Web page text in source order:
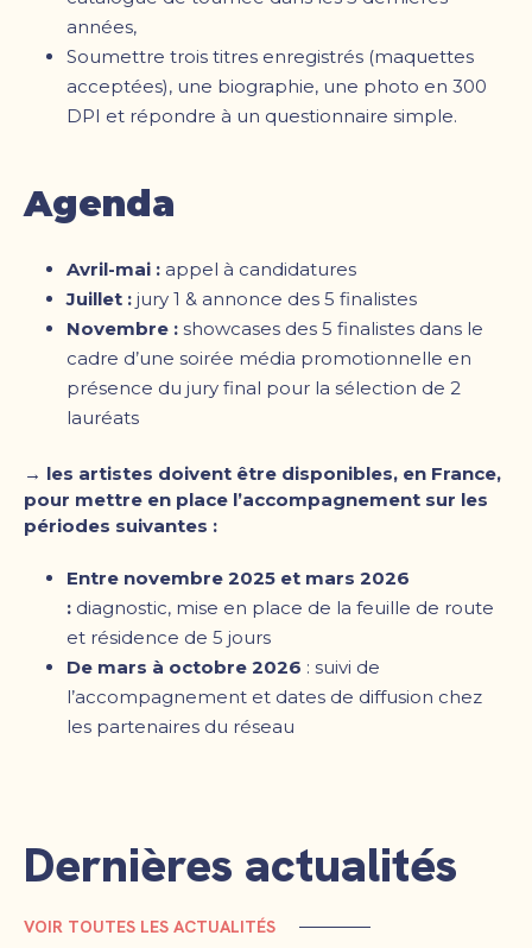
années,
Soumettre trois titres enregistrés (maquettes
acceptées), une biographie, une photo en 300
DPI et répondre à un questionnaire simple.
Agenda
Avril-mai : appel à candidatures
Juillet : jury 1 & annonce des 5 finalistes
Novembre : showcases des 5 finalistes dans le
cadre d’une soirée média promotionnelle en
présence du jury final pour la sélection de 2
lauréats
→ les artistes doivent être disponibles, en France,
pour mettre en place l’accompagnement sur les
périodes suivantes :
Entre novembre 2025 et mars 2026
: diagnostic, mise en place de la feuille de route
et résidence de 5 jours
De mars à octobre 2026 : suivi de
l’accompagnement et dates de diffusion chez
les partenaires du réseau
Dernières actualités
VOIR TOUTES LES ACTUALITÉS